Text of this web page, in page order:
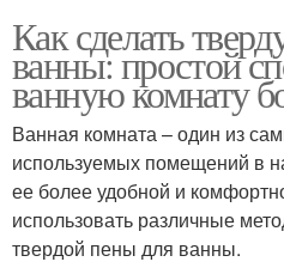
Как сделать
ванны: простой
ванную комнату
Ванная комната – один из
используемых помещений в
ее более удобной и
использовать различные
твердой пены для ванны.